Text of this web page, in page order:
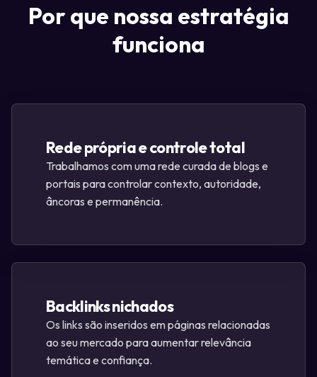
Por que nossa estratégia
funciona
Rede própria e controle total
Trabalhamos com uma rede curada de blogs e
portais para controlar contexto, autoridade,
âncoras e permanência.
Backlinks nichados
Os links são inseridos em páginas relacionadas
ao seu mercado para aumentar relevância
temática e confiança.